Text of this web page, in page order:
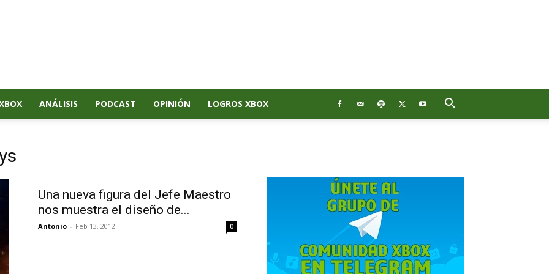
ANÁLISIS PODCAST OPINIÓN LOGROS XBOX
Una nueva figura del Jefe Maestro
nos muestra el diseño de...
Antonio - Feb 13, 2012 0